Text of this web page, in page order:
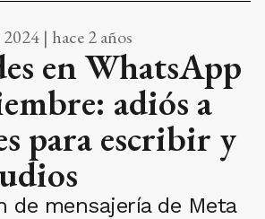
| hace 2 años
en WhatsApp
adiós a
para escribir y
de mensajería de Meta